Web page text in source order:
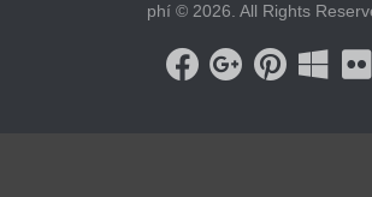
phí © 2026. All Rights